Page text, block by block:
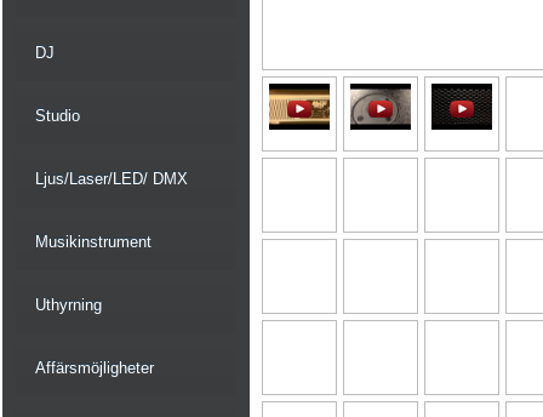
DJ
Studio
Ljus/Laser/LED/ DMX
Musikinstrument
Uthyrning
Affärsmöjligheter